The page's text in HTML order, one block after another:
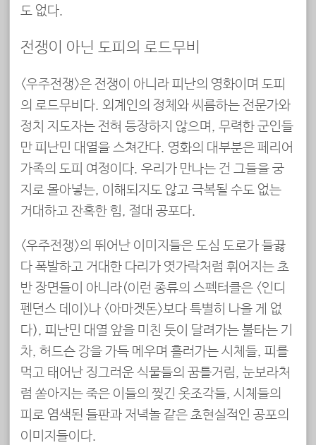
도 없다.
전쟁이 아닌 도피의 로드무비
<우주전쟁>은 전쟁이 아니라 피난의 영화이며 도피
의 로드무비다. 외계인의 정체와 씨름하는 전문가와
정치 지도자는 전혀 등장하지 않으며, 무력한 군인들
만 피난민 대열을 스쳐간다. 영화의 대부분은 페리어
가족의 도피 여정이다. 우리가 만나는 건 그들을 궁
지로 몰아넣는, 이해되지도 않고 극복될 수도 없는
거대하고 잔혹한 힘, 절대 공포다.
<우주전쟁>의 뛰어난 이미지들은 도심 도로가 들끓
다 폭발하고 거대한 다리가 엿가락처럼 휘어지는 초
반 장면들이 아니라(이런 종류의 스펙터클은 <인디
펜던스 데이>나 <아마겟돈>보다 특별히 나을 게 없
다), 피난민 대열 앞을 미친 듯이 달려가는 불타는 기
차, 허드슨 강을 가득 메우며 흘러가는 시체들, 피를
먹고 태어난 징그러운 식물들의 꿈틀거림, 눈보라처
럼 쏟아지는 죽은 이들의 찢긴 옷조각들, 시체들의
피로 염색된 들판과 저녁놀 같은 초현실적인 공포의
이미지들이다.